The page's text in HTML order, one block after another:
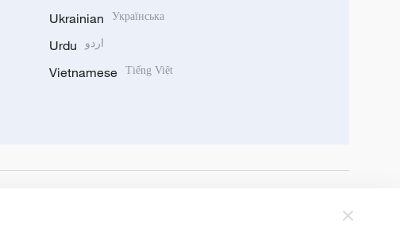
Ukrainian Українська
Urdu اردو
Vietnamese Tiếng Việt